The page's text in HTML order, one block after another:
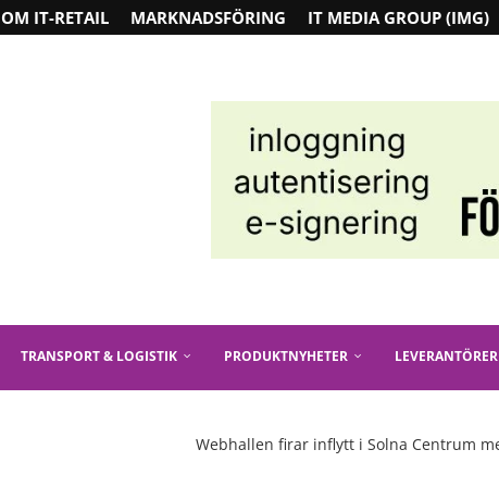
OM IT-RETAIL MARKNADSFÖRING IT MEDIA GROUP (IMG)
TRANSPORT & LOGISTIK PRODUKTNYHETER LEVERANTÖRER